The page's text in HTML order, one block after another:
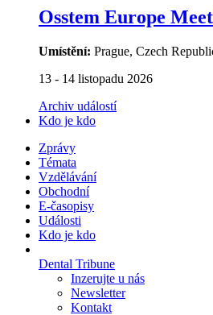
Osstem Europe
Umístění: Prague, Czech
13 - 14 listopadu 2026
Archiv událostí
Kdo je kdo
Zprávy
Témata
Vzdělávání
Obchodní
E-časopisy
Události
Kdo je kdo
Dental Tribune
Inzerujte u nás
Newsletter
Kontakt